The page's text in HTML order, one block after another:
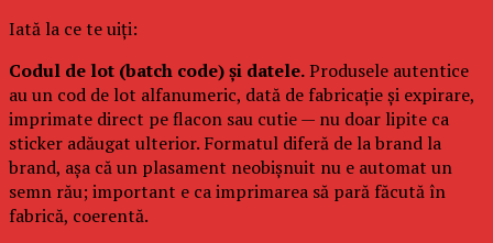
Iată la ce te uiți:
Codul de lot (batch code) și datele.Produsele autentice
au un cod de lot alfanumeric, dată de fabricație și expirare,
imprimate direct pe flacon sau cutie — nu doar lipite ca
sticker adăugat ulterior. Formatul diferă de la brand la
brand, așa că un plasament neobișnuit nu e automat un
semn rău; important e ca imprimarea să pară făcută în
fabrică, coerentă.